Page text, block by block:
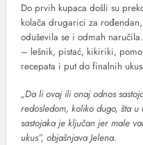
Do prvih kupaca došli su
kolača drugarici za
oduševila se i odmah
– lešnik, pistać, kikiriki,
recepata i put do finalnih
„Da li ovaj ili onaj odnos
redosledom, koliko dugo, šta
sastojaka je ključan jer male
ukus”, objašnjava Jelena.